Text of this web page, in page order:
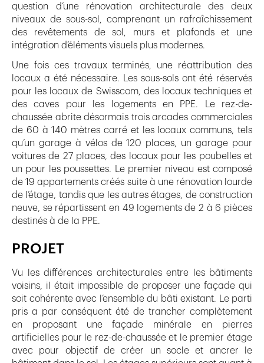
question d’une rénovation architecturale des deux
niveaux de sous-sol, comprenant un rafraîchissement
des revêtements de sol, murs et plafonds et une
intégration d’éléments visuels plus modernes.
Une fois ces travaux terminés, une réattribution des
locaux a été nécessaire. Les sous-sols ont été réservés
pour les locaux de Swisscom, des locaux techniques et
des caves pour les logements en PPE. Le rez-de-
chaussée abrite désormais trois arcades commerciales
de 60 à 140 mètres carré et les locaux communs, tels
qu’un garage à vélos de 120 places, un garage pour
voitures de 27 places, des locaux pour les poubelles et
un pour les poussettes. Le premier niveau est composé
de 19 appartements créés suite à une rénovation lourde
de l’étage, tandis que les autres étages, de construction
neuve, se répartissent en 49 logements de 2 à 6 pièces
destinés à de la PPE.
PROJET
Vu les différences architecturales entre les bâtiments
voisins, il était impossible de proposer une façade qui
soit cohérente avec l’ensemble du bâti existant. Le parti
pris a par conséquent été de trancher complètement
en proposant une façade minérale en pierres
artificielles pour le rez-de-chaussée et le premier étage
avec pour objectif de créer un socle et ancrer le